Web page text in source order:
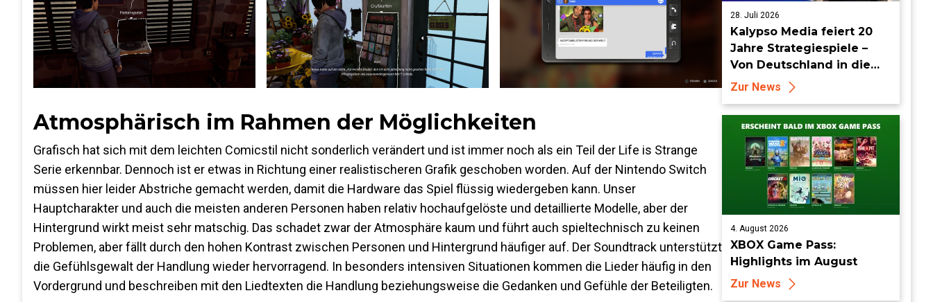
Atmosphärisch im Rahmen der Möglichkeiten
Grafisch hat sich mit dem leichten Comicstil nicht sonderlich verändert und ist immer noch als ein Teil der Life is Strange
Serie erkennbar. Dennoch ist er etwas in Richtung einer realistischeren Grafik geschoben worden. Auf der Nintendo Switch
müssen hier leider Abstriche gemacht werden, damit die Hardware das Spiel flüssig wiedergeben kann. Unser
Hauptcharakter und auch die meisten anderen Personen haben relativ hochaufgelöste und detaillierte Modelle, aber der
Hintergrund wirkt meist sehr matschig. Das schadet zwar der Atmosphäre kaum und führt auch spieltechnisch zu keinen
Problemen, aber fällt durch den hohen Kontrast zwischen Personen und Hintergrund häufiger auf. Der Soundtrack unterstützt
die Gefühlsgewalt der Handlung wieder hervorragend. In besonders intensiven Situationen kommen die Lieder häufig in den
Vordergrund und beschreiben mit den Liedtexten die Handlung beziehungsweise die Gedanken und Gefühle der Beteiligten.
28. Juli 2026
Kalypso Media feiert 20
Jahre Strategiespiele –
Von Deutschland in die
Welt
Zur News
4. August 2026
XBOX Game Pass:
Highlights im August
Zur News